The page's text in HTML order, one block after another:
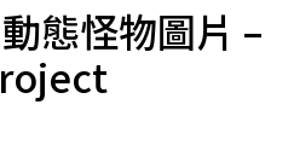
態怪物圖片 –